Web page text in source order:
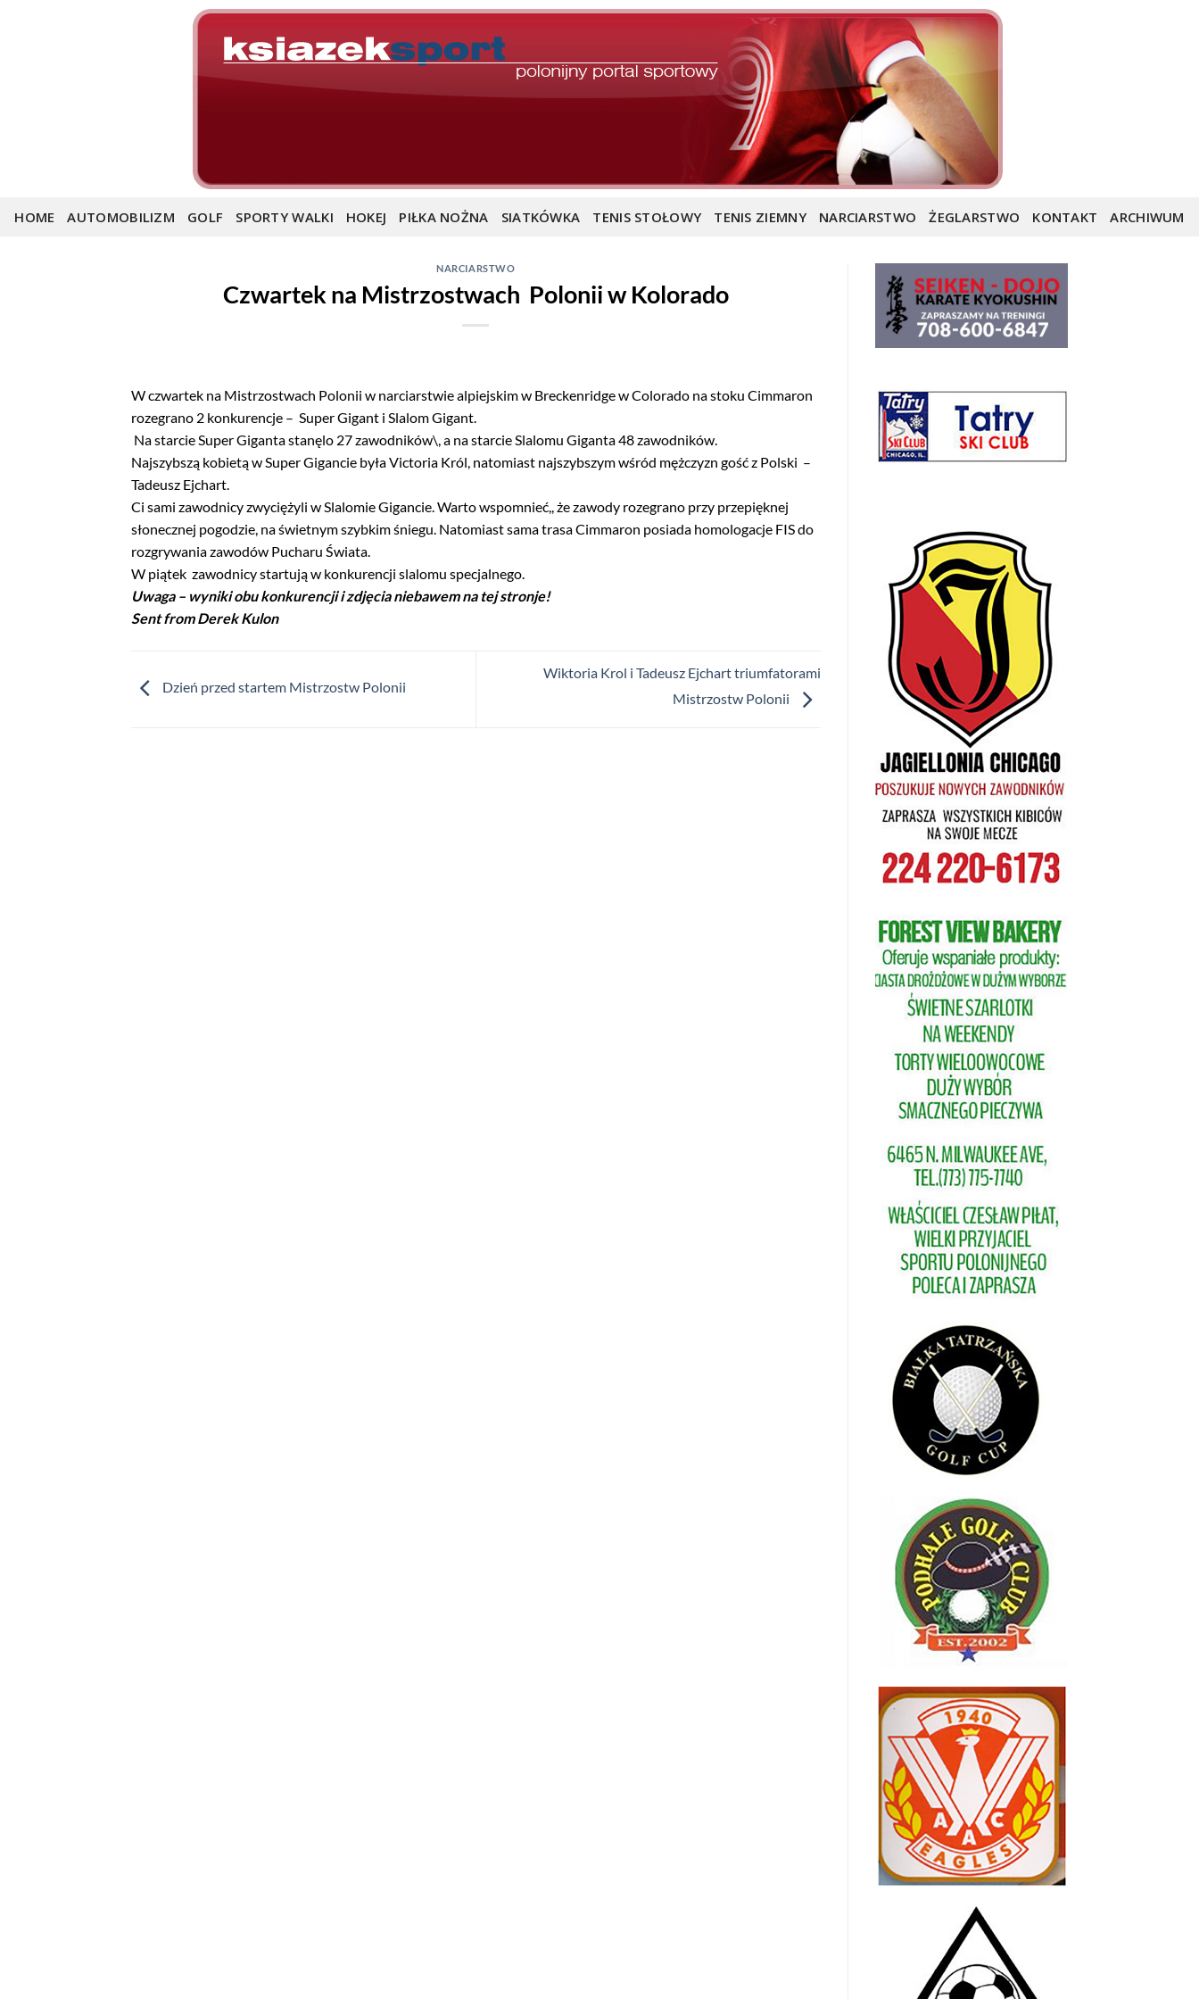
HOME AUTOMOBILIZM GOLF SPORTY WALKI HOKEJ PIŁKA NOŻNA SIATKÓWKA TENIS STOŁOWY TENIS ZIEMNY NARCIARSTWO ŻEGLARSTWO KONTAKT ARCHIWUM
NARCIARSTWO
Czwartek na Mistrzostwach Polonii w Kolorado
W czwartek na Mistrzostwach Polonii w narciarstwie alpiejskim w Breckenridge w Colorado na stoku Cimmaron
rozegrano 2 konkurencje – Super Gigant i Slalom Gigant.
Na starcie Super Giganta stanęlo 27 zawodników\, a na starcie Slalomu Giganta 48 zawodników.
Najszybszą kobietą w Super Gigancie była Victoria Król, natomiast najszybszym wśród mężczyzn gość z Polski –
Tadeusz Ejchart.
Ci sami zawodnicy zwyciężyli w Slalomie Gigancie. Warto wspomnieć,, że zawody rozegrano przy przepięknej
słonecznej pogodzie, na świetnym szybkim śniegu. Natomiast sama trasa Cimmaron posiada homologacje FIS do
rozgrywania zawodów Pucharu Świata.
W piątek zawodnicy startują w konkurencji slalomu specjalnego.
Uwaga – wyniki obu konkurencji i zdjęcia niebawem na tej stronje!
Sent from Derek Kulon
Dzień przed startem Mistrzostw Polonii
Wiktoria Krol i Tadeusz Ejchart triumfatorami
Mistrzostw Polonii